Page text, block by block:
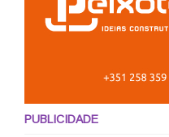
PUBLICIDADE